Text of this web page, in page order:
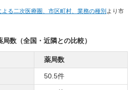
る二次医療圏、市区町村、業務の種別 より市
数（全国・近隣との比較）
薬局数
50.5件